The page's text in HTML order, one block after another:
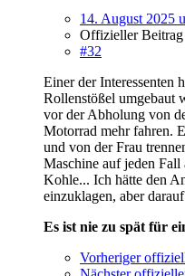
14. August 2025
Offizieller Beitrag
#32
Einer der Interessenten
Rollenstößel umgebaut
vor der Abholung von
Motorrad mehr fahren.
und von der Frau
Maschine auf jeden Fall
Kohle... Ich hätte den
einzuklagen, aber
Es ist nie zu spät für
Vorheriger